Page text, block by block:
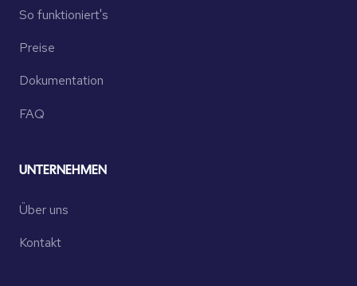
So funktioniert's
Preise
Dokumentation
FAQ
UNTERNEHMEN
Über uns
Kontakt